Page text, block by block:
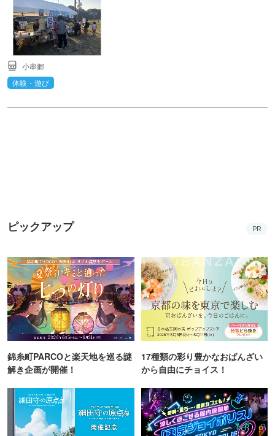
小串郷
体験・遊び
ピックアップ PR
錦糸町PARCOと楽天地を巡る謎
解き企画が開催！
17種類の彩り豊かなおばんざい
から自由にチョイス！